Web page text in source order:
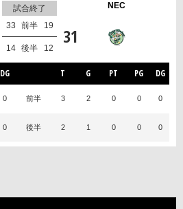
NEC
試合終了
31
前半
33 19
後半
14 12
DG T G PT PG DG
0 前半 3 2 0 0 0
0 後半 2 1 0 0 0